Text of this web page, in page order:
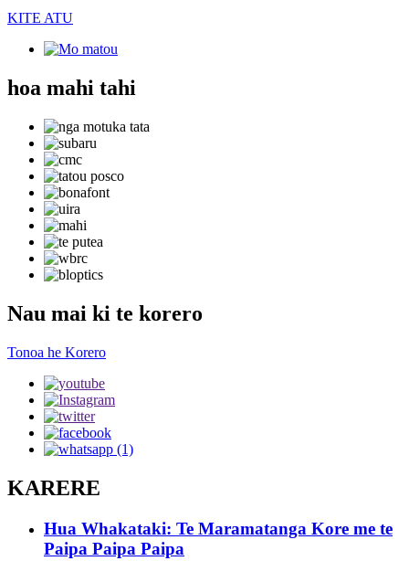
KITE ATU
hoa mahi tahi
Nau mai ki te korero
Tonoa he Korero
KARERE
Hua Whakataki: Te Maramatanga Kore me te
Paipa Paipa Paipa